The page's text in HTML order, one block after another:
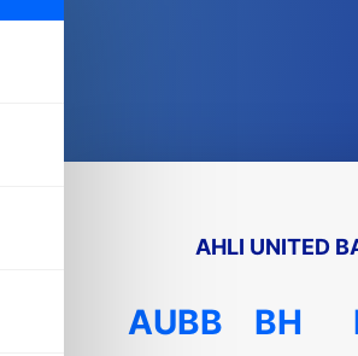
AHLI UNITED
AUBB BH